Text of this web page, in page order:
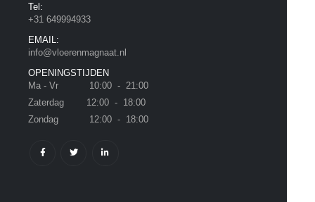
Tel:
+31 649994933
EMAIL:
info@vloerenmagnaat.nl
OPENINGSTIJDEN
Ma - Vr 10:00 - 21:00
Zaterdag 12:00 - 18:00
Zondag 12:00 - 18:00